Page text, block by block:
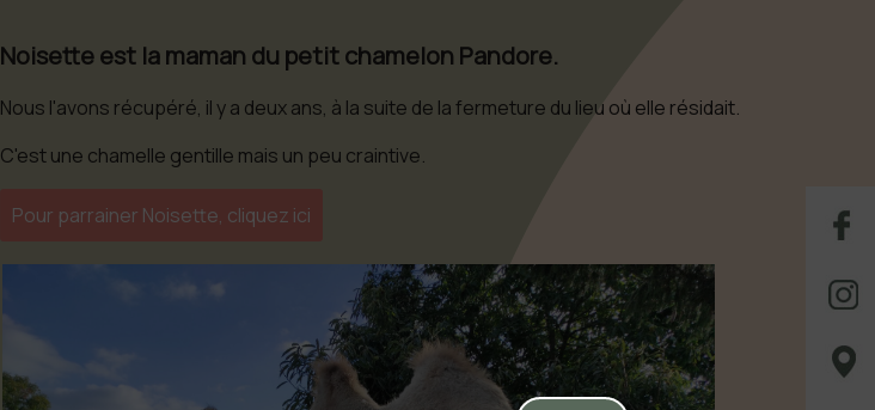
Noisette est la maman du petit chamelon Pandore.
Nous l'avons récupéré, il y a deux ans, à la suite de la fermeture du lieu où elle résidait.
C'est une chamelle gentille mais un peu craintive.
Pour parrainer Noisette, cliquez ici